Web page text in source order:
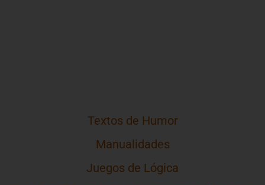
Textos de Humor
Manualidades
Juegos de Lógica